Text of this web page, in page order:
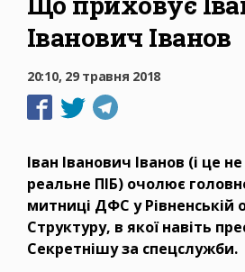
Іванович Іванов
20:10, 29 травня 2018
Іван Іванович Іванов (і це
реальне ПІБ) очолює
митниці ДФС у Рівненській
Структуру, в якої навіть
Секретнішу за спецслужби.